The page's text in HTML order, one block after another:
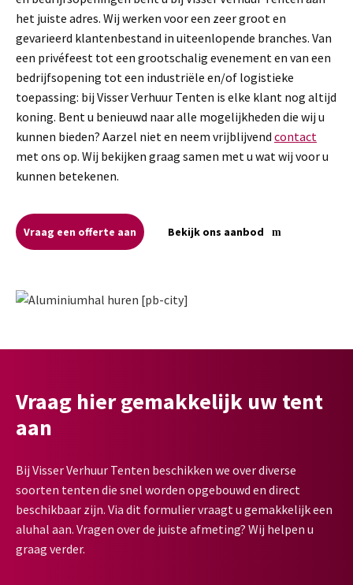
het juiste adres. Wij werken voor een zeer groot en
gevarieerd klantenbestand in uiteenlopende branches. Van
een privéfeest tot een grootschalig evenement en van een
bedrijfsopening tot een industriële en/of logistieke
toepassing: bij Visser Verhuur Tenten is elke klant nog altijd
koning. Bent u benieuwd naar alle mogelijkheden die wij u
kunnen bieden? Aarzel niet en neem vrijblijvend contact
met ons op. Wij bekijken graag samen met u wat wij voor u
kunnen betekenen.
Vraag een offerte aan Bekijk ons aanbod
Vraag hier gemakkelijk uw tent
aan
Bij Visser Verhuur Tenten beschikken we over diverse
soorten tenten die snel worden opgebouwd en direct
beschikbaar zijn. Via dit formulier vraagt u gemakkelijk een
aluhal aan. Vragen over de juiste afmeting? Wij helpen u
graag verder.